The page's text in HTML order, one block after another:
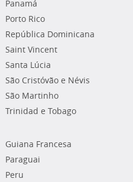
Panamá
Porto Rico
República Dominicana
Saint Vincent
Santa Lúcia
São Cristóvão e Névis
São Martinho
Trinidad e Tobago
Guiana Francesa
Paraguai
Peru